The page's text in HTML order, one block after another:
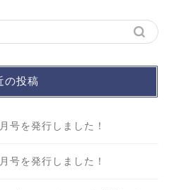
の投稿
号を発行しました！
号を発行しました！